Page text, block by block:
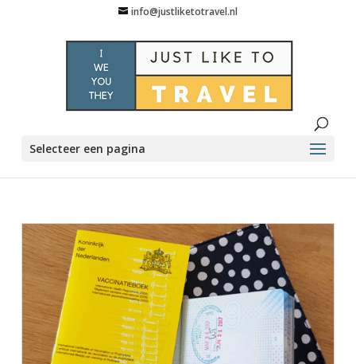
info@justliketotravel.nl
Selecteer een pagina